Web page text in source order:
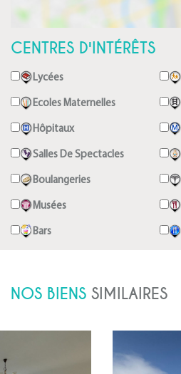
CENTRES D'INTÉRÊTS
Lycées
Ecoles Maternelles
Hôpitaux
Salles De Spectacles
Boulangeries
Musées
Bars
NOS BIENS SIMILAIRES